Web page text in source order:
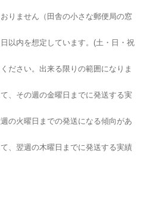
りません（田舎の小さな郵便局の窓
以内を想定しています。(土・日・祝
ださい。出来る限りの範囲になりま
、その週の金曜日までに発送する実
の火曜日までの発送になる傾向があ
、翌週の木曜日までに発送する実績